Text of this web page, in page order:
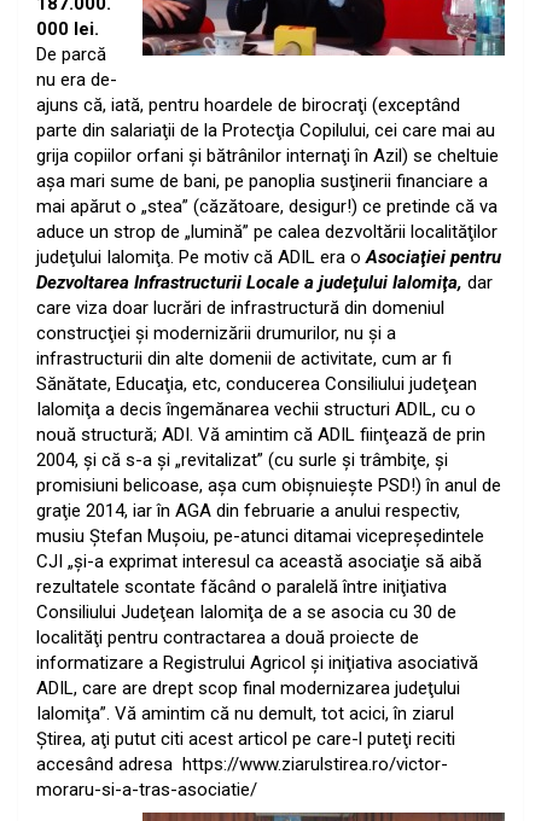
000 lei.
De parcă
nu era de-
ajuns că, iată, pentru hoardele de birocraţi (exceptând
parte din salariaţii de la Protecţia Copilului, cei care mai au
grija copiilor orfani şi bătrânilor internaţi în Azil) se cheltuie
aşa mari sume de bani, pe panoplia susţinerii financiare a
mai apărut o „stea” (căzătoare, desigur!) ce pretinde că va
aduce un strop de „lumină” pe calea dezvoltării localităţilor
judeţului Ialomiţa. Pe motiv că ADIL era oAsociaţiei pentru
Dezvoltarea Infrastructurii Locale a judeţului Ialomiţa, dar
care viza doar lucrări de infrastructură din domeniul
construcţiei şi modernizării drumurilor, nu şi a
infrastructurii din alte domenii de activitate, cum ar fi
Sănătate, Educaţia, etc, conducerea Consiliului judeţean
Ialomiţa a decis îngemănarea vechii structuri ADIL, cu o
nouă structură; ADI. Vă amintim că ADIL fiinţează de prin
2004, şi că s-a şi „revitalizat” (cu surle şi trâmbiţe, şi
promisiuni belicoase, aşa cum obişnuieşte PSD!) în anul de
graţie 2014, iar în AGA din februarie a anului respectiv,
musiu Ştefan Muşoiu, pe-atunci ditamai vicepreşedintele
CJI „şi-a exprimat interesul ca această asociaţie să aibă
rezultatele scontate făcând o paralelă între iniţiativa
Consiliului Judeţean Ialomiţa de a se asocia cu 30 de
localităţi pentru contractarea a două proiecte de
informatizare a Registrului Agricol şi iniţiativa asociativă
ADIL, care are drept scop final modernizarea judeţului
Ialomiţa”. Vă amintim că nu demult, tot acici, în ziarul
Ştirea, aţi putut citi acest articol pe care-l puteţi reciti
accesând adresa https://www.ziarulstirea.ro/victor-
moraru-si-a-tras-asociatie/